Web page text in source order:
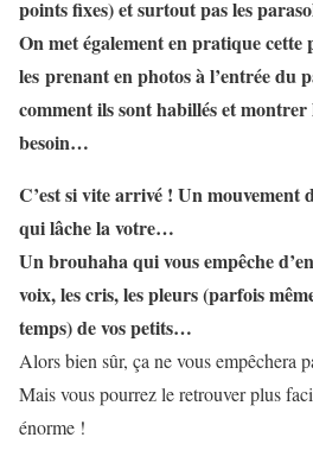
points fixes) et surtout pas les
On met également en pratique cette
les prenant en photos à l’entrée du
comment ils sont habillés et
besoin…
C’est si vite arrivé ! Un mouvement
qui lâche la votre…
Un brouhaha qui vous empêche
voix, les cris, les pleurs (parfois
temps) de vos petits…
Alors bien sûr, ça ne vous empêchera
Mais vous pourrez le retrouver plus
énorme !